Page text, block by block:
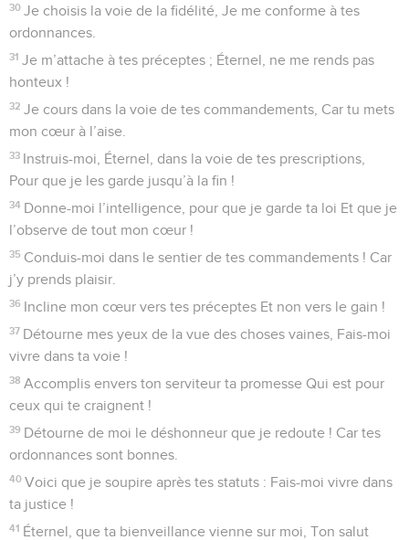
30 Je choisis la voie de la fidélité, Je me conforme à tes
ordonnances.
31 Je m’attache à tes préceptes ; Éternel, ne me rends pas
honteux !
32 Je cours dans la voie de tes commandements, Car tu mets
mon cœur à l’aise.
33 Instruis-moi, Éternel, dans la voie de tes prescriptions,
Pour que je les garde jusqu’à la fin !
34 Donne-moi l’intelligence, pour que je garde ta loi Et que je
l’observe de tout mon cœur !
35 Conduis-moi dans le sentier de tes commandements ! Car
j’y prends plaisir.
36 Incline mon cœur vers tes préceptes Et non vers le gain !
37 Détourne mes yeux de la vue des choses vaines, Fais-moi
vivre dans ta voie !
38 Accomplis envers ton serviteur ta promesse Qui est pour
ceux qui te craignent !
39 Détourne de moi le déshonneur que je redoute ! Car tes
ordonnances sont bonnes.
40 Voici que je soupire après tes statuts : Fais-moi vivre dans
ta justice !
41 Éternel, que ta bienveillance vienne sur moi, Ton salut